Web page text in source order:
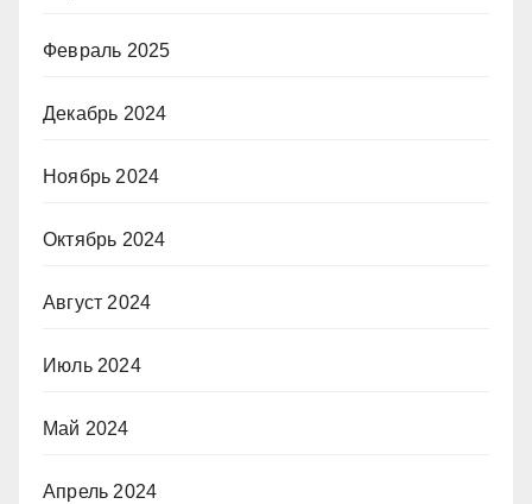
Февраль 2025
Декабрь 2024
Ноябрь 2024
Октябрь 2024
Август 2024
Июль 2024
Май 2024
Апрель 2024